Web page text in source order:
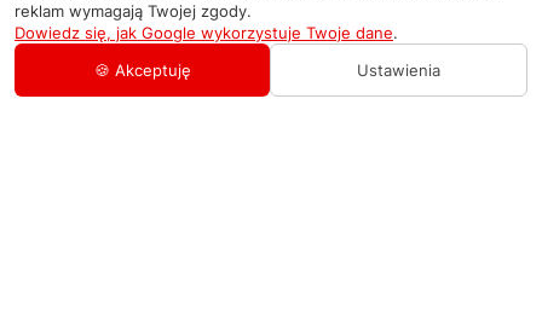
reklam wymagają Twojej zgody.
Dowiedz się, jak Google wykorzystuje Twoje dane.
🍪 Akceptuję
Ustawienia